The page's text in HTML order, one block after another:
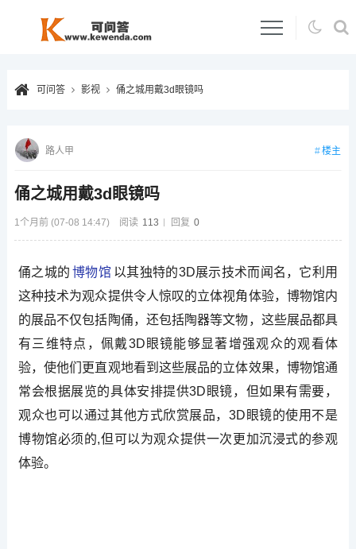
可问答 影视 俑之城用戴3d眼镜吗
俑之城用戴3d眼镜吗
1个月前 (07-08 14:47) 阅读 113 回复 0
路人甲 楼主
俑之城的 博物馆 以其独特的3D展示技术而闻名，它利用
这种技术为观众提供令人惊叹的立体视角体验，博物馆内
的展品不仅包括陶俑，还包括陶器等文物，这些展品都具
有三维特点，佩戴3D眼镜能够显著增强观众的观看体
验，使他们更直观地看到这些展品的立体效果，博物馆通
常会根据展览的具体安排提供3D眼镜，但如果有需要，
观众也可以通过其他方式欣赏展品，3D眼镜的使用不是
博物馆必须的,但可以为观众提供一次更加沉浸式的参观
体验。